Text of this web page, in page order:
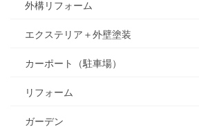
外構リフォーム
エクステリア＋外壁塗装
カーポート（駐車場）
リフォーム
ガーデン